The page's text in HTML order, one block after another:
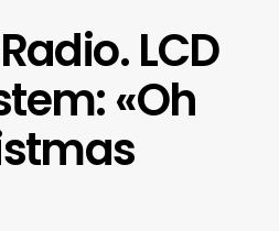
LCD
«Oh